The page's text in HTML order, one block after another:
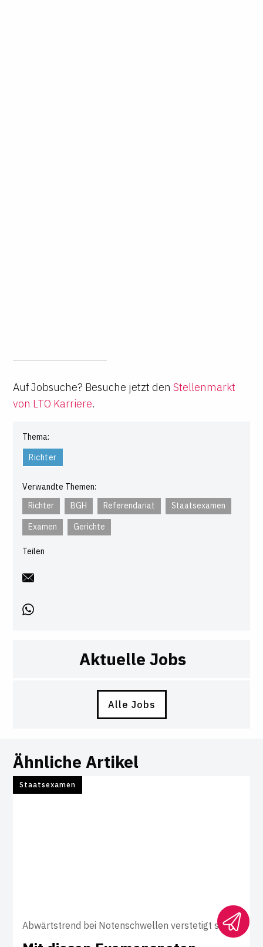
Auf Jobsuche? Besuche jetzt den Stellenmarkt
von LTO Karriere.
Thema:
Richter
Verwandte Themen:
Richter
BGH Referendariat
Staatsexamen
Examen
Gerichte
Teilen
Aktuelle Jobs
Alle Jobs
Ähnliche Artikel
Staatsexamen
Abwärtstrend bei Notenschwellen verstetigt sich